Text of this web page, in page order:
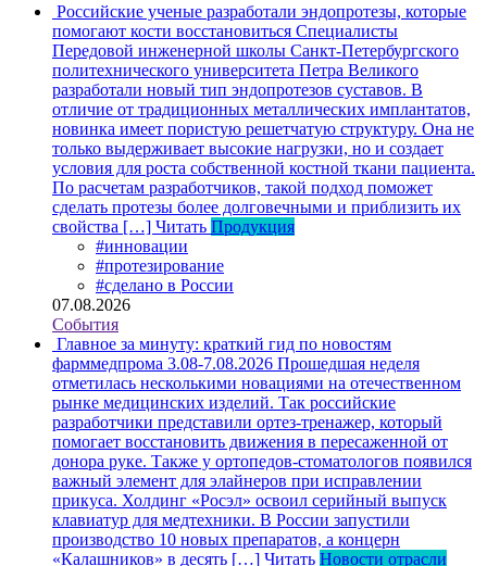
Российские ученые разработали эндопротезы, которые
помогают кости восстановиться Специалисты
Передовой инженерной школы Санкт-Петербургского
политехнического университета Петра Великого
разработали новый тип эндопротезов суставов. В
отличие от традиционных металлических имплантатов,
новинка имеет пористую решетчатую структуру. Она не
только выдерживает высокие нагрузки, но и создает
условия для роста собственной костной ткани пациента.
По расчетам разработчиков, такой подход поможет
сделать протезы более долговечными и приблизить их
свойства […] Читать Продукция
#инновации
#протезирование
#сделано в России
07.08.2026
События
Главное за минуту: краткий гид по новостям
фарммедпрома 3.08-7.08.2026 Прошедшая неделя
отметилась несколькими новациями на отечественном
рынке медицинских изделий. Так российские
разработчики представили ортез-тренажер, который
помогает восстановить движения в пересаженной от
донора руке. Также у ортопедов-стоматологов появился
важный элемент для элайнеров при исправлении
прикуса. Холдинг «Росэл» освоил серийный выпуск
клавиатур для медтехники. В России запустили
производство 10 новых препаратов, а концерн
«Калашников» в десять […] Читать Новости отрасли